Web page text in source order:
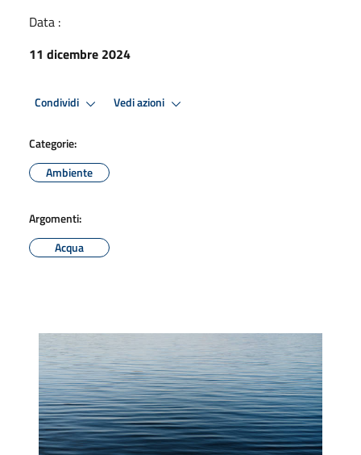
Data :
11 dicembre 2024
Condividi Vedi azioni
Categorie:
Ambiente
Argomenti:
Acqua